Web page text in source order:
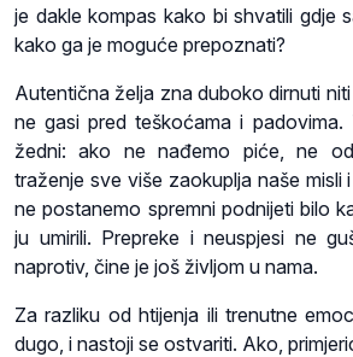
je dakle kompas kako bi shvatili gdje
kako ga je moguće prepoznati?
Autentična želja zna duboko dirnuti
ne gasi pred teškoćama i
žedni: ako ne nađemo piće, ne
traženje sve više zaokuplja naše misli
ne postanemo spremni podnijeti bilo
ju umirili. Prepreke i neuspjesi ne
naprotiv, čine je još življom u nama.
Za razliku od htijenja ili trenutne
dugo, i nastoji se ostvariti. Ako,